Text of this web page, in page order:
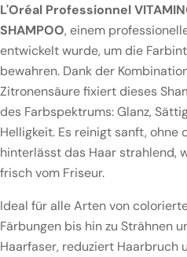
L'Oréal Professionnel
SHAMPOO, einem
entwickelt wurde, um die
bewahren. Dank der
Zitronensäure fixiert dieses
des Farbspektrums: Glanz,
Helligkeit. Es reinigt sanft, ohne
hinterlässt das Haar strahlend,
frisch vom Friseur.
Ideal für alle Arten von
Färbungen bis hin zu Strähnen
Haarfaser, reduziert Haarbruch